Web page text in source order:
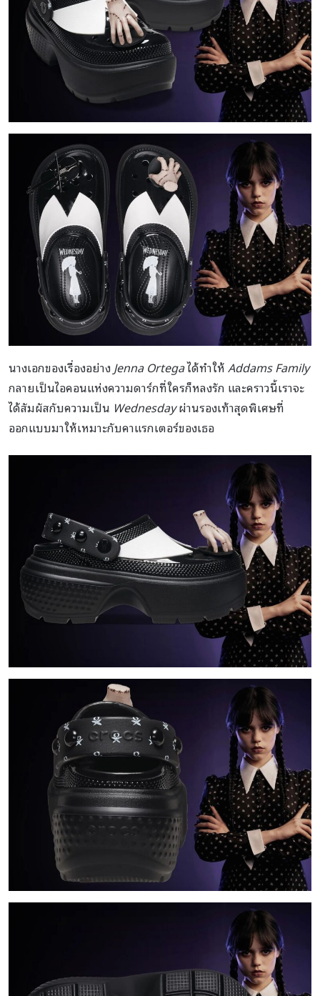
นางเอกของเรื่องอย่างJenna Ortegaได้ทำให้Addams Family
กลายเป็นไอคอนแห่งความดาร์กที่ใครก็หลงรัก และคราวนี้เราจะ
ได้สัมผัสกับความเป็น Wednesdayผ่านรองเท้าสุดพิเศษที่
ออกแบบมาให้เหมาะกับคาแรกเตอร์ของเธอ